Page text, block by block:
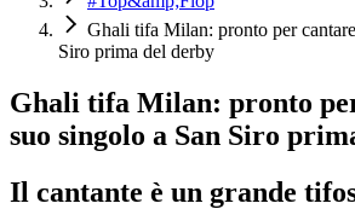
Ghali tifa Milan: pronto per
Siro prima del derby
Ghali tifa Milan: pronto
suo singolo a San Siro
Il cantante è un grande